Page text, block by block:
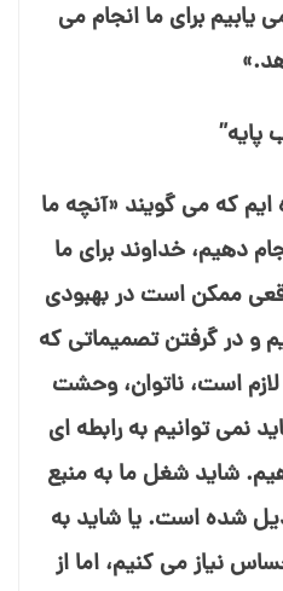
یابیم برای ما انجام می⁯
پایه”
که می⁯ گویند «آنچه ما
دهیم، خداوند برای ما
ممکن است در بهبودی
و در گرفتن تصمیماتی که
است، ناتوان، وحشت⁯
نمی⁯ توانیم به رابطه⁯ ای
شاید شغل ما به منبع
شده است. یا شاید به
نیاز می⁯ کنیم، اما از